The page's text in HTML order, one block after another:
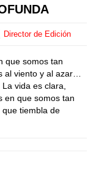
Director de Edición
que somos tan
al viento y al azar…
vida es clara,
en que somos tan
tiembla de